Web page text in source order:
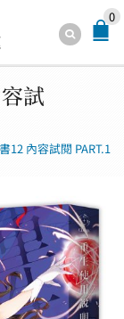
0
試
12 內容試閱 PART.1